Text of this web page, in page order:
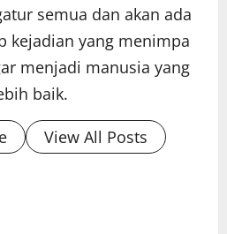
semua dan akan ada
kejadian yang menimpa
menjadi manusia yang
baik.
View All Posts